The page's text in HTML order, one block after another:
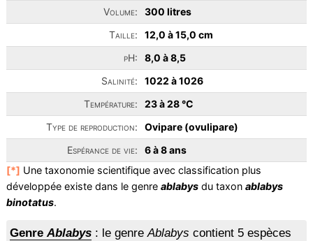
Volume:
300 litres
Taille:
12,0 à 15,0 cm
pH:
8,0 à 8,5
Salinité:
1022 à 1026
Température:
23 à 28 °C
Type de reproduction:
Ovipare (ovulipare)
Espérance de vie:
6 à 8 ans
[*] Une taxonomie scientifique avec classification plus
développée existe dans le genre ablabysdu taxon ablabys
binotatus.
GenreAblabys: le genreAblabys contient 5 espèces